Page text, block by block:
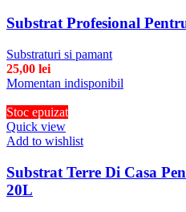
Substrat Profesional
Substraturi si pamant
25,00 lei
Momentan indisponibil
Stoc epuizat
Quick view
Add to wishlist
Substrat Terre Di Casa
20L